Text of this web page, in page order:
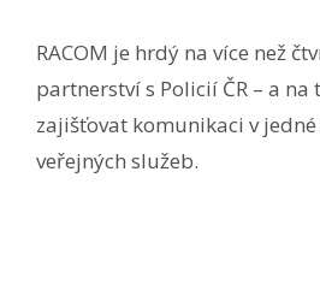
RACOM je hrdý na více než
partnerství s Policií ČR – a na
zajišťovat komunikaci v
veřejných služeb.